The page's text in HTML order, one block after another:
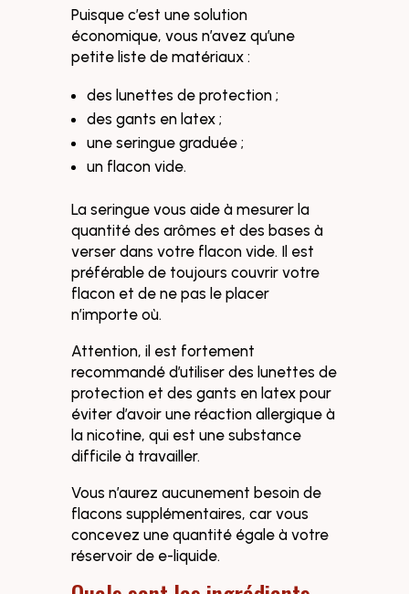
Puisque c’est une solution
économique, vous n’avez qu’une
petite liste de matériaux :
des lunettes de protection ;
des gants en latex ;
une seringue graduée ;
un flacon vide.
La seringue vous aide à mesurer la
quantité des arômes et des bases à
verser dans votre flacon vide. Il est
préférable de toujours couvrir votre
flacon et de ne pas le placer
n’importe où.
Attention, il est fortement
recommandé d’utiliser des lunettes de
protection et des gants en latex pour
éviter d’avoir une réaction allergique à
la nicotine, qui est une substance
difficile à travailler.
Vous n’aurez aucunement besoin de
flacons supplémentaires, car vous
concevez une quantité égale à votre
réservoir de e-liquide.